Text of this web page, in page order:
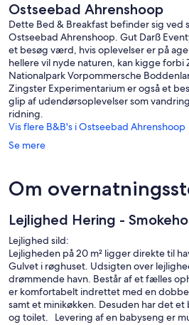
Ostseebad Ahrenshoop
Dette Bed & Breakfast befinder sig ved
Ostseebad Ahrenshoop. Gut Darß
et besøg værd, hvis oplevelser er på
hellere vil nyde naturen, kan kigge
Nationalpark Vorpommersche
Zingster Experimentarium er også et
glip af udendørsoplevelser som
ridning.
Vis flere B&B's i Ostseebad Ahrenshoop
Se mere
Om
Lejlighed Hering -
Lejlighed sild:
Lejligheden på 20 m² ligger direkte til
Gulvet i røghuset. Udsigten over
drømmende havn. Består af et fælles
er komfortabelt indrettet med en
samt et minikøkken. Desuden har det
og toilet. Levering af en babyseng er